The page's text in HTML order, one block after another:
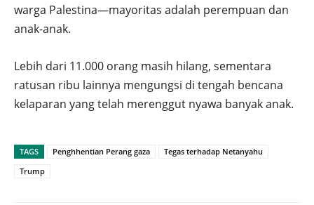
warga Palestina—mayoritas adalah perempuan dan
anak-anak.
Lebih dari 11.000 orang masih hilang, sementara
ratusan ribu lainnya mengungsi di tengah bencana
kelaparan yang telah merenggut nyawa banyak anak.
TAGS Penghhentian Perang gaza
Tegas terhadap Netanyahu
Trump